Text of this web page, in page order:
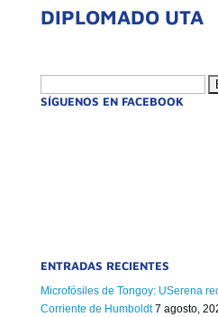
DIPLOMADO UTA
SÍGUENOS EN FACEBOOK
ENTRADAS RECIENTES
Microfósiles de Tongoy: USerena
Corriente de Humboldt 7 agosto,